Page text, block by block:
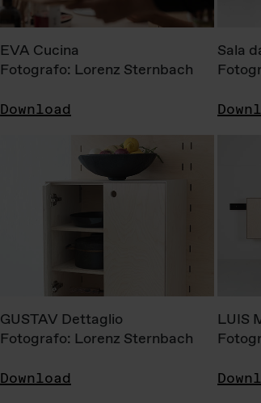
EVA Cucina
Fotografo: Lorenz Sternbach
Download
Sala
GUSTAV Dettaglio
Fotografo: Lorenz Sternbach
Download
LUIS